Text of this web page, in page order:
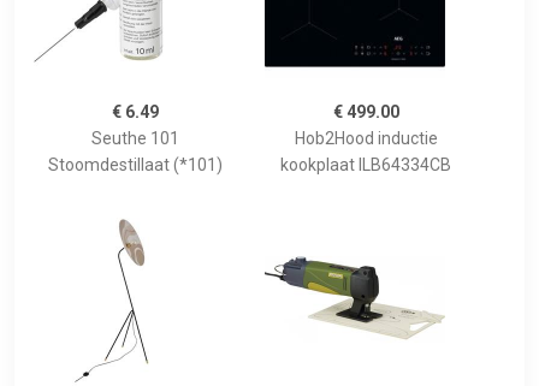
€ 6.49
Seuthe 101
Stoomdestillaat (*101)
€ 499.00
Hob2Hood inductie
kookplaat ILB64334CB